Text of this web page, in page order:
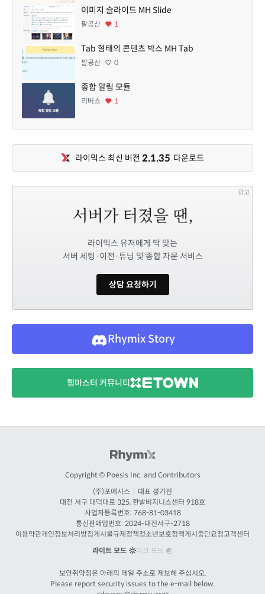
이미지 슬라이드 MH Slide
팔공산 1
Tab 형태의 콘텐츠 박스 MH Tab
팔공산 0
종합 알림 모듈
리버스 1
라이믹스 최신 버전 2.1.35 다운로드
광고
라이믹스 유저에게 딱 맞는
서버 세팅·이전·튜닝 및 종합 자문 서비스
상담 요청하기
Rhymix Story
웹마스터 커뮤니티
Copyright © Poesis Inc. and Contributors
(주)포에시스
대표 성기진
대전 서구 대덕대로 325, 한밭비지니스센터 918호
사업자등록번호: 768-81-03418
통신판매업번호: 2024-대전서구-2718
이용약관개인정보처리방침게시물규제정책청소년보호정책게시중단요청고객센터
라이트 모드
다크 모드
보안취약점은 아래의 메일 주소로 제보해 주십시오.
Please report security issues to the e-mail below.